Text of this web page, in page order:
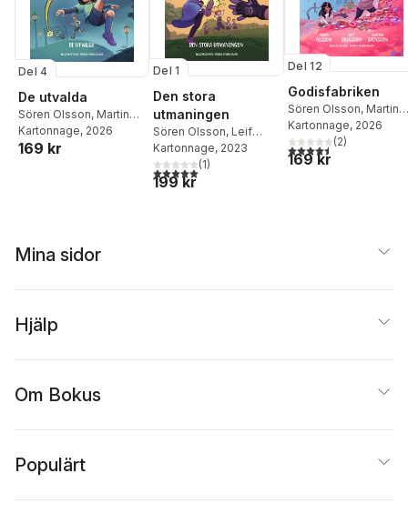
Del 4
De utvalda
Sören Olsson, Martin
Svensson,Leif
Eriksson
Kartonnage, 2026
169 kr
Del 1
Den stora
utmaningen
Sören Olsson, Leif
Eriksson,Martin
Svensson
Kartonnage, 2023
5,0utav 5 stjärnor. Totalt antal röster:
(1)
199 kr
Del 12
Godisfabriken
Sören Olsson, Martin
Svensson,Leif
Eriksson
Kartonnage, 2026
4,5utav 5 stjärnor.
(2)
169 kr
Mina sidor
Hjälp
Om Bokus
Populärt